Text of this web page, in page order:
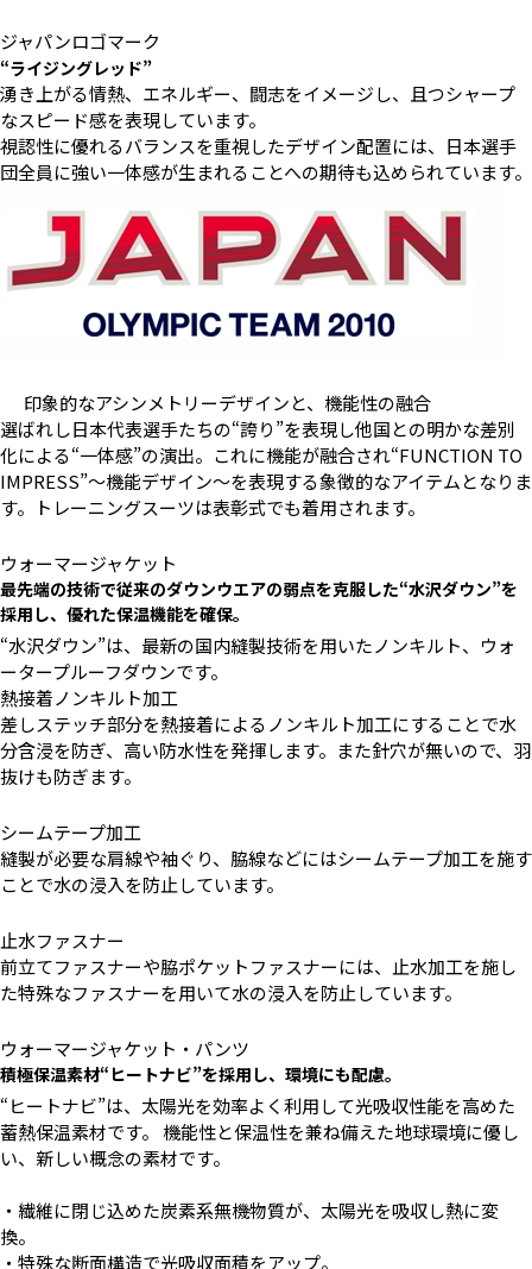
ジャパンロゴマーク
“ライジングレッド”
湧き上がる情熱、エネルギー、闘志をイメージし、且つシャープ
なスピード感を表現しています。
視認性に優れるバランスを重視したデザイン配置には、日本選手
団全員に強い一体感が生まれることへの期待も込められています。
印象的なアシンメトリーデザインと、機能性の融合
選ばれし日本代表選手たちの“誇り”を表現し他国との明かな差別
化による“一体感”の演出。これに機能が融合され“FUNCTION TO
IMPRESS”〜機能デザイン〜を表現する象徴的なアイテムとなりま
す。トレーニングスーツは表彰式でも着用されます。
ウォーマージャケット
最先端の技術で従来のダウンウエアの弱点を克服した“水沢ダウン”を
採用し、優れた保温機能を確保。
“水沢ダウン”は、最新の国内縫製技術を用いたノンキルト、ウォ
ータープルーフダウンです。
熱接着ノンキルト加工
差しステッチ部分を熱接着によるノンキルト加工にすることで水
分含浸を防ぎ、高い防水性を発揮します。また針穴が無いので、羽
抜けも防ぎます。
シームテープ加工
縫製が必要な肩線や袖ぐり、脇線などにはシームテープ加工を施す
ことで水の浸入を防止しています。
止水ファスナー
前立てファスナーや脇ポケットファスナーには、止水加工を施し
た特殊なファスナーを用いて水の浸入を防止しています。
ウォーマージャケット・パンツ
積極保温素材“ヒートナビ”を採用し、環境にも配慮。
“ヒートナビ”は、太陽光を効率よく利用して光吸収性能を高めた
蓄熱保温素材です。 機能性と保温性を兼ね備えた地球環境に優し
い、新しい概念の素材です。
・繊維に閉じ込めた炭素系無機物質が、太陽光を吸収し熱に変
換。
・特殊な断面構造で光吸収面積をアップ。